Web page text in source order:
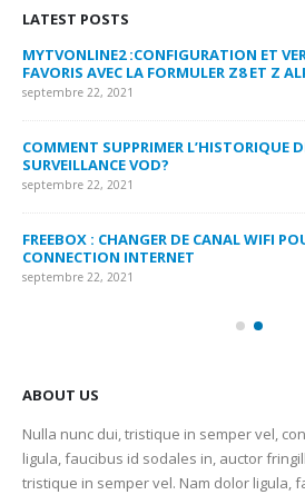
LATEST POSTS
MYTVONLINE2 :CONFIGURATION ET
FAVORIS AVEC LA FORMULER Z8 ET Z
septembre 22, 2021
COMMENT SUPPRIMER L’HISTORIQUE
SURVEILLANCE VOD?
septembre 22, 2021
FREEBOX : CHANGER DE CANAL WIFI
CONNECTION INTERNET
septembre 22, 2021
ABOUT US
Nulla nunc dui, tristique in semper vel,
ligula, faucibus id sodales in, auctor
tristique in semper vel. Nam dolor ligula,